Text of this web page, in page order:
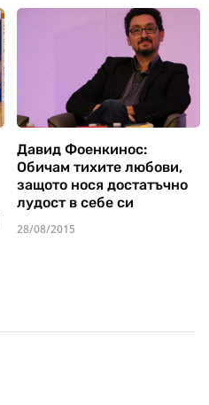
Давид Фоенкинос:
Обичам тихите любови,
защото нося достатъчно
лудост в себе си
28/08/2015